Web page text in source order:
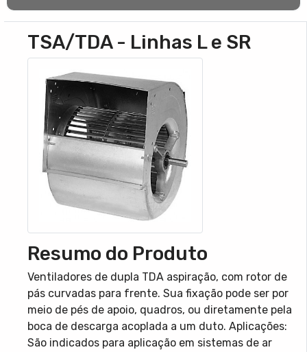
TSA/TDA - Linhas L e SR
Resumo do Produto
Ventiladores de dupla TDA aspiração, com rotor de
pás curvadas para frente. Sua fixação pode ser por
meio de pés de apoio, quadros, ou diretamente pela
boca de descarga acoplada a um duto. Aplicações:
São indicados para aplicação em sistemas de ar